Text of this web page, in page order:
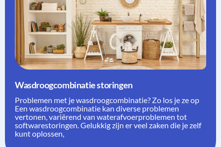
Wasdroogcombinatie storingen
Problemen met je wasdroogcombinatie? Zo los je ze op
Een wasdroogcombinatie kan diverse problemen
vertonen, variërend van waterafvoerproblemen tot
softwarestoringen. Gelukkig zijn er veel zaken die je zelf
kunt oplossen,